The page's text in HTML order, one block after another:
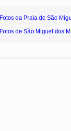
Fotos da Praia de São
Fotos de São Miguel dos